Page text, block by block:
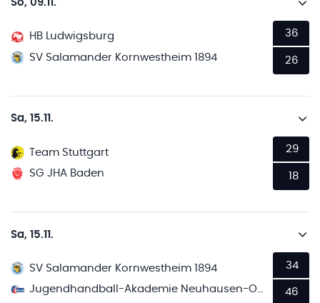
So, 09.11.
HB Ludwigsburg
SV Salamander Kornwestheim 1894
36
26
Sa, 15.11.
Team Stuttgart
SG JHA Baden
29
18
Sa, 15.11.
SV Salamander Kornwestheim 1894
Jugendhandball-Akademie Neuhausen-Ostfildern 2
34
46